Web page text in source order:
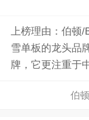
上榜理由：伯顿
雪单板的龙头品
牌，它更注重于
也能保持手套的
伯